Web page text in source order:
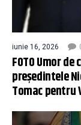
iunie 16, 2026
FOTO Umor
președintele
Tomac pentru